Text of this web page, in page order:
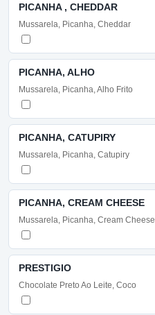
PICANHA , CHEDDAR
Mussarela, Picanha, Cheddar
PICANHA, ALHO
Mussarela, Picanha, Alho Frito
PICANHA, CATUPIRY
Mussarela, Picanha, Catupiry
PICANHA, CREAM CHEESE
Mussarela, Picanha, Cream Cheese
PRESTIGIO
Chocolate Preto Ao Leite, Coco